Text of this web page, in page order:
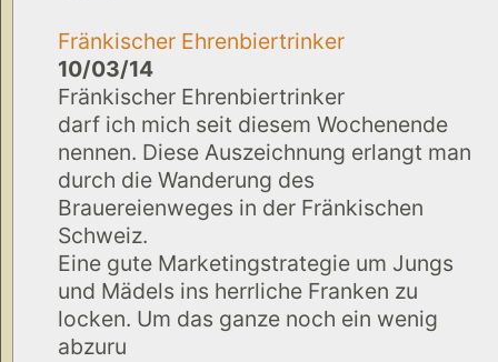
Fränkischer Ehrenbiertrinker
10/03/14
Fränkischer Ehrenbiertrinker
darf ich mich seit diesem Wochenende
nennen. Diese Auszeichnung erlangt man
durch die Wanderung des
Brauereienweges in der Fränkischen
Schweiz.
Eine gute Marketingstrategie um Jungs
und Mädels ins herrliche Franken zu
locken. Um das ganze noch ein wenig
abzuru